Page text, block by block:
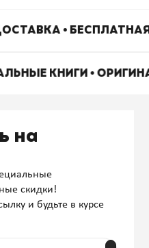
•
КНИГИ •
на
скидки!
и будьте в курсе